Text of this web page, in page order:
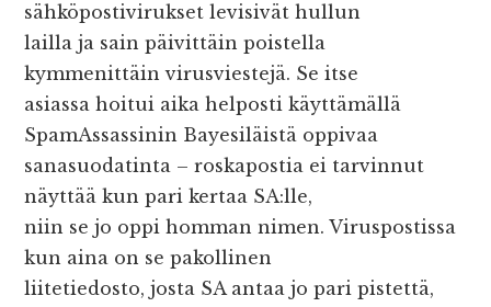
sähköpostivirukset levisivät hullun
lailla ja sain päivittäin poistella
kymmenittäin virusviestejä. Se itse
asiassa hoitui aika helposti käyttämällä
SpamAssassinin Bayesiläistä oppivaa
sanasuodatinta – roskapostia ei tarvinnut
näyttää kun pari kertaa SA:lle,
niin se jo oppi homman nimen. Viruspostissa
kun aina on se pakollinen
liitetiedosto, josta SA antaa jo pari pistettä,